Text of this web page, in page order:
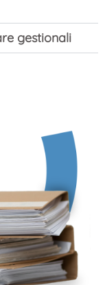
gestionali